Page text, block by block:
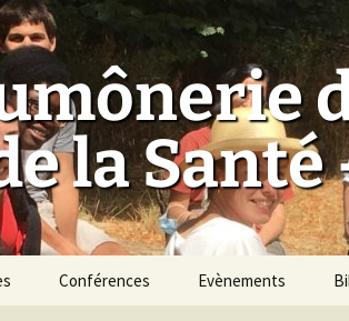
la Santé
Conférences Evènements